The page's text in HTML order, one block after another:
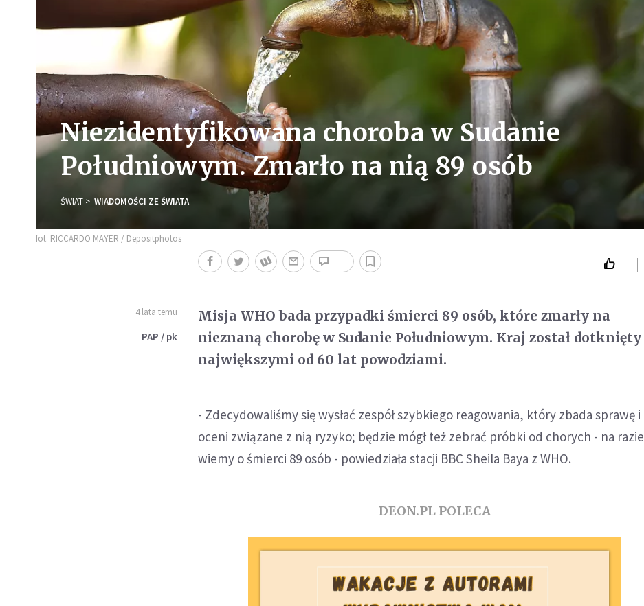
Niezidentyfikowana choroba w Sudanie
Południowym. Zmarło na nią 89 osób
ŚWIAT WIADOMOŚCI ZE ŚWIATA
fot. RICCARDO MAYER / Depositphotos
4 lata temu
PAP / pk
Misja WHO bada przypadki śmierci 89 osób, które zmarły na
nieznaną chorobę w Sudanie Południowym. Kraj został dotknięty
największymi od 60 lat powodziami.
- Zdecydowaliśmy się wysłać zespół szybkiego reagowania, który zbada sprawę i
oceni związane z nią ryzyko; będzie mógł też zebrać próbki od chorych - na razie
wiemy o śmierci 89 osób - powiedziała stacji BBC Sheila Baya z WHO.
DEON.PL POLECA